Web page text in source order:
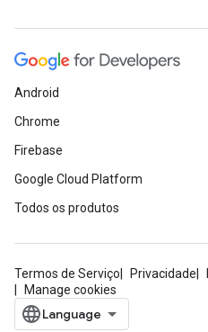
Android
Chrome
Firebase
Google Cloud Platform
Todos os produtos
Termos de Serviço Privacidade
Manage cookies